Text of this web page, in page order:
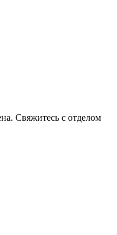
Свяжитесь с отделом